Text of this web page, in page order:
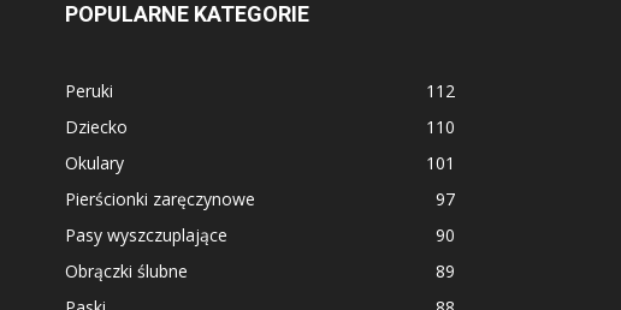
POPULARNE KATEGORIE
Peruki
112
Dziecko
110
Okulary
101
Pierścionki zaręczynowe
97
Pasy wyszczuplające
90
Obrączki ślubne
89